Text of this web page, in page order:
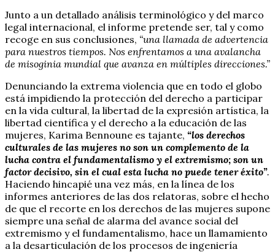
Junto a un detallado análisis terminológico y del marco
legal internacional, el informe pretende ser, tal y como
recoge en sus conclusiones, “una llamada de advertencia
para nuestros tiempos. Nos enfrentamos a una avalancha
de misoginia mundial que avanza en múltiples direcciones.”
Denunciando la extrema violencia que en todo el globo
está impidiendo la protección del derecho a participar
en la vida cultural, la libertad de la expresión artística, la
libertad científica y el derecho a la educación de las
mujeres, Karima Bennoune es tajante, “los derechos
culturales de las mujeres no son un complemento de la
lucha contra el fundamentalismo y el extremismo; son un
factor decisivo, sin el cual esta lucha no puede tener éxito”.
Haciendo hincapié una vez más, en la línea de los
informes anteriores de las dos relatoras, sobre el hecho
de que el recorte en los derechos de las mujeres supone
siempre una señal de alarma del avance social del
extremismo y el fundamentalismo, hace un llamamiento
a la desarticulación de los procesos de ingeniería